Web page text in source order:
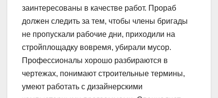
заинтересованы в качестве работ. Прораб
должен следить за тем, чтобы члены бригады
не пропускали рабочие дни, приходили на
стройплощадку вовремя, убирали мусор.
Профессионалы хорошо разбираются в
чертежах, понимают строительные термины,
умеют работать с дизайнерскими